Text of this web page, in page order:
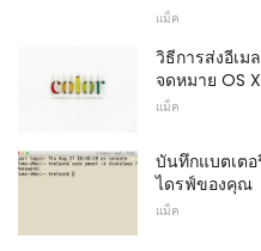
แม็ค
วิธีการส่งอีเ
จดหมาย OS X
แม็ค
บันทึกแบตเต
ไดรฟ์ของคุณ
แม็ค